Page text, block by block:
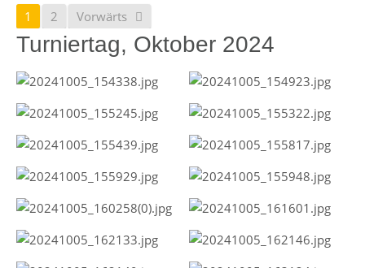
1 2 Vorwärts
Turniertag, Oktober 2024